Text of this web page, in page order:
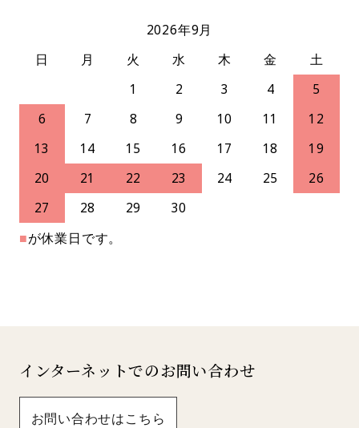
2026年9月
日
月 火 水 木 金
土
1
2 3 4
5
6
7 8 9 10 11
12
13
14 15 16 17 18
19
20
21 22 23 24 25
26
27
28 29
30
■が休業日です。
インターネットでのお問い合わせ
お問い合わせはこちら